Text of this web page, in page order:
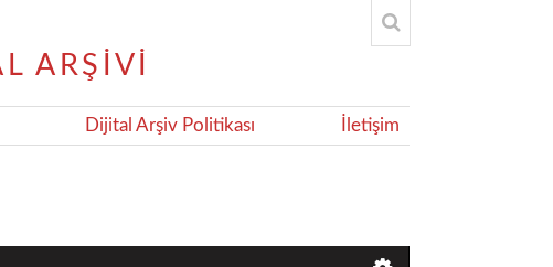
Dijital Arşiv Politikası İletişim